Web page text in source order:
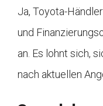
Ja, Toyota-
und
an. Es lohnt sich,
nach aktuellen